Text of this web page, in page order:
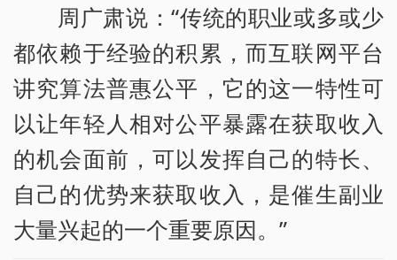
周广肃说：“传统的职业或多或少
都依赖于经验的积累，而互联网平台
讲究算法普惠公平，它的这一特性可
以让年轻人相对公平暴露在获取收入
的机会面前，可以发挥自己的特长、
自己的优势来获取收入，是催生副业
大量兴起的一个重要原因。”